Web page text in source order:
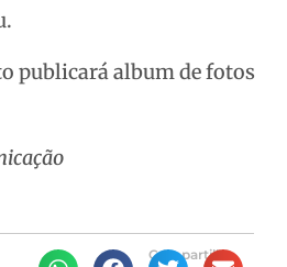
publicará album de fotos
Compartilhe